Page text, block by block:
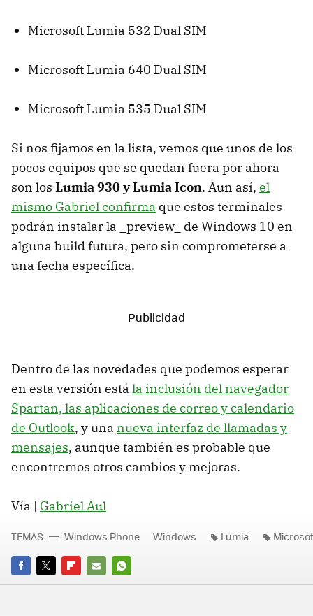
Microsoft Lumia 532 Dual SIM
Microsoft Lumia 640 Dual SIM
Microsoft Lumia 535 Dual SIM
Si nos fijamos en la lista, vemos que unos de los
pocos equipos que se quedan fuera por ahora
son los Lumia 930 y Lumia Icon. Aun así, el
mismo Gabriel confirma que estos terminales
podrán instalar la _preview_ de Windows 10 en
alguna build futura, pero sin comprometerse a
una fecha específica.
Dentro de las novedades que podemos esperar
en esta versión está la inclusión del navegador
Spartan, las aplicaciones de correo y calendario
de Outlook, y una nueva interfaz de llamadas y
mensajes, aunque también es probable que
encontremos otros cambios y mejoras.
Vía | Gabriel Aul
FACEBOOK
TWITTERFLIPBOARD
E-
WHATSAPP
TEMAS Windows Phone Windows Lumia